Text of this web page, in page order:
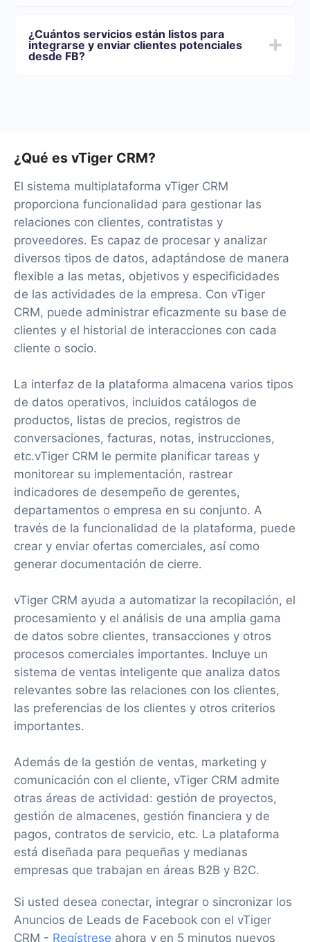
de funcionalidades que mejor se adapte a sus
necesidades. Además, tienes la oportunidad de probar
el servicio de forma gratuita durante 14 días.
¿Cuántos servicios están listos para
integrarse y enviar clientes potenciales
desde FB?
¿Qué es vTiger CRM?
El sistema multiplataforma vTiger CRM
proporciona funcionalidad para gestionar las
relaciones con clientes, contratistas y
proveedores. Es capaz de procesar y analizar
diversos tipos de datos, adaptándose de manera
flexible a las metas, objetivos y especificidades
de las actividades de la empresa. Con vTiger
CRM, puede administrar eficazmente su base de
clientes y el historial de interacciones con cada
cliente o socio.
La interfaz de la plataforma almacena varios tipos
de datos operativos, incluidos catálogos de
productos, listas de precios, registros de
conversaciones, facturas, notas, instrucciones,
etc.vTiger CRM le permite planificar tareas y
monitorear su implementación, rastrear
indicadores de desempeño de gerentes,
departamentos o empresa en su conjunto. A
través de la funcionalidad de la plataforma, puede
crear y enviar ofertas comerciales, así como
generar documentación de cierre.
vTiger CRM ayuda a automatizar la recopilación, el
procesamiento y el análisis de una amplia gama
de datos sobre clientes, transacciones y otros
procesos comerciales importantes. Incluye un
sistema de ventas inteligente que analiza datos
relevantes sobre las relaciones con los clientes,
las preferencias de los clientes y otros criterios
importantes.
Además de la gestión de ventas, marketing y
comunicación con el cliente, vTiger CRM admite
otras áreas de actividad: gestión de proyectos,
gestión de almacenes, gestión financiera y de
pagos, contratos de servicio, etc. La plataforma
está diseñada para pequeñas y medianas
empresas que trabajan en áreas B2B y B2C.
Si usted desea conectar, integrar o sincronizar los
Anuncios de Leads de Facebook con el vTiger
CRM - Regístrese ahora y en 5 minutos nuevos